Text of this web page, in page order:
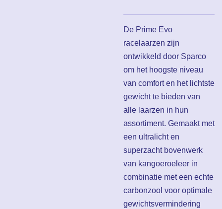
De Prime Evo
racelaarzen zijn
ontwikkeld door Sparco
om het hoogste niveau
van comfort en het lichtste
gewicht te bieden van
alle laarzen in hun
assortiment. Gemaakt met
een ultralicht en
superzacht bovenwerk
van kangoeroeleer in
combinatie met een echte
carbonzool voor optimale
gewichtsvermindering